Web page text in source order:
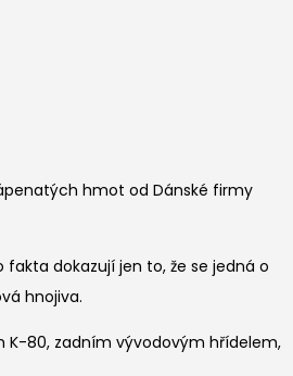
hmot od Dánské firmy
dokazují jen to, že se jedná o
hnojiva.
K-80, zadním vývodovým hřídelem,